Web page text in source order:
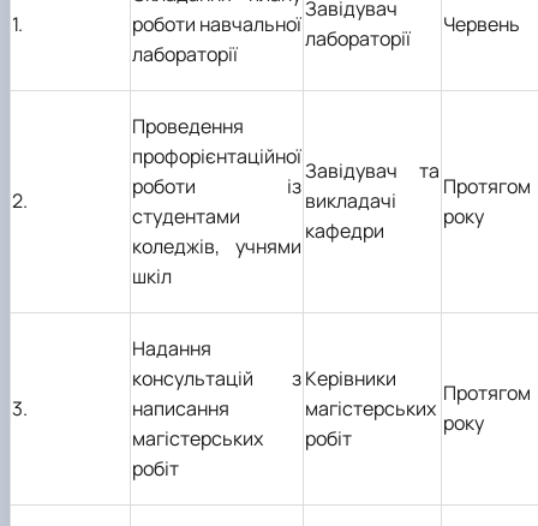
1.
роботи навчальної
лабораторії
Завідувач
лабораторії
Червень
2.
Проведення
профорієнтаційної
роботи із
студентами
коледжів, учнями
шкіл
Завідувач та
викладачі
кафедри
Протягом
року
3.
Надання
консультацій з
написання
магістерських
робіт
Керівники
магістерських
робіт
Протягом
року